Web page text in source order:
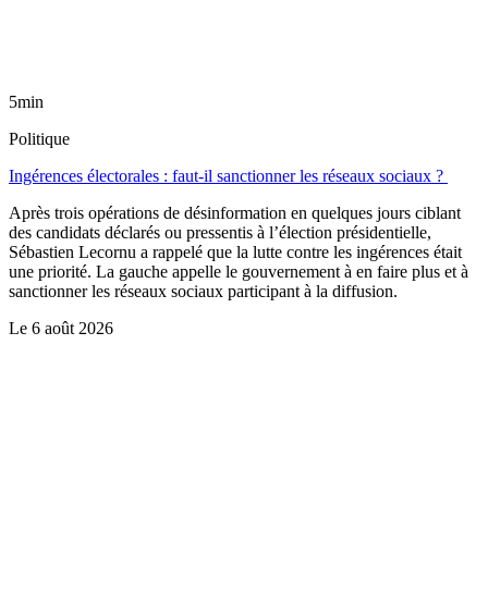
5min
Politique
Ingérences électorales : faut-il sanctionner les réseaux sociaux ?
Après trois opérations de désinformation en quelques jours ciblant
des candidats déclarés ou pressentis à l’élection présidentielle,
Sébastien Lecornu a rappelé que la lutte contre les ingérences était
une priorité. La gauche appelle le gouvernement à en faire plus et à
sanctionner les réseaux sociaux participant à la diffusion.
Le 6 août 2026